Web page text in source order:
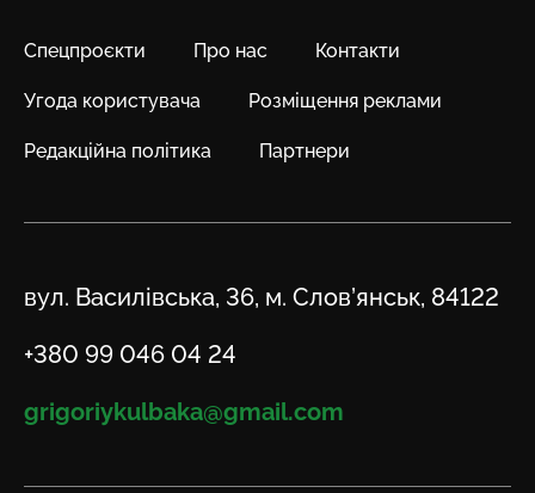
Спецпроєкти Про нас Контакти
Угода користувача Розміщення реклами
Редакційна політика Партнери
Адреса
вул. Василівська, 36, м. Слов’янськ, 84122
Телефон
+380 99 046 04 24
Email
grigoriykulbaka@gmail.com